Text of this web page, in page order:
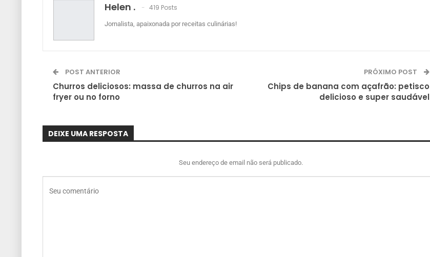
Helen . 419 Posts
Jornalista, apaixonada por receitas culinárias!
POST ANTERIOR
Churros deliciosos: massa de churros na air
fryer ou no forno
PRÓXIMO POST
Chips de banana com açafrão: petisco
delicioso e super saudável
DEIXE UMA RESPOSTA
Seu endereço de email não será publicado.